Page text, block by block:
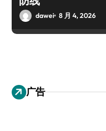
dawei 8 月 4, 2026
广告